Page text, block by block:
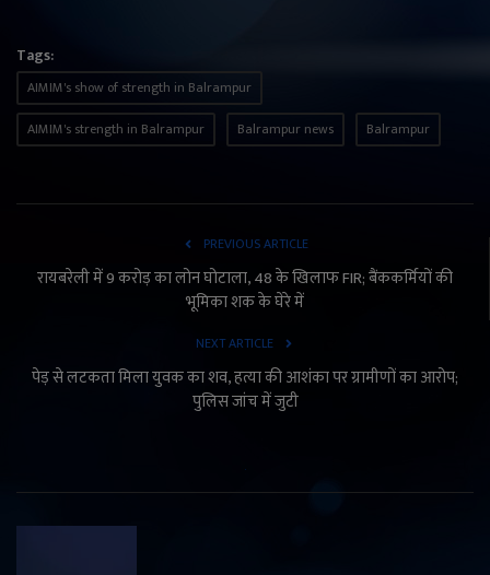
Tags:
AIMIM's show of strength in Balrampur
AIMIM's strength in Balrampur
Balrampur news Balrampur
PREVIOUS ARTICLE
रायबरेली में 9 करोड़ का लोन घोटाला, 48 के खिलाफ FIR; बैंककर्मियों की
भूमिका शक के घेरे में
NEXT ARTICLE
पेड़ से लटकता मिला युवक का शव, हत्या की आशंका पर ग्रामीणों का आरोप;
पुलिस जांच में जुटी